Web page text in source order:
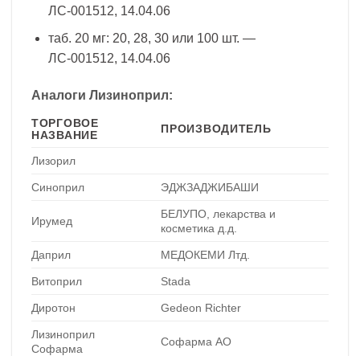
ЛС-001512, 14.04.06
таб. 20 мг: 20, 28, 30 или 100 шт. —
ЛС-001512, 14.04.06
Аналоги Лизиноприл:
ТОРГОВОЕ
НАЗВАНИЕ
ПРОИЗВОДИТЕЛЬ
Лизорил
Синоприл ЭДЖЗАДЖИБАШИ
Ирумед
БЕЛУПО, лекарства и
косметика д.д.
Даприл МЕДОКЕМИ Лтд.
Витоприл Stada
Диротон Gedeon Richter
Лизиноприл
Софарма
Софарма АО